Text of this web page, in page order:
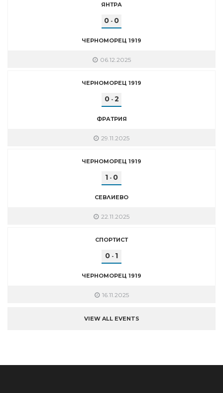
ЯНТРА
0 - 0
ЧЕРНОМОРЕЦ 1919
06.12.2025
ЧЕРНОМОРЕЦ 1919
0- 2
ФРАТРИЯ
29.11.2025
ЧЕРНОМОРЕЦ 1919
1 - 0
СЕВЛИЕВО
22.11.2025
СПОРТИСТ
0 - 1
ЧЕРНОМОРЕЦ 1919
16.11.2025
VIEW ALL EVENTS